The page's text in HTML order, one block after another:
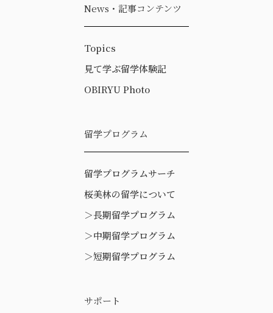
News・記事コンテンツ
Topics
見て学ぶ留学体験記
OBIRYU Photo
留学プログラム
留学プログラムサーチ
桜美林の留学について
＞長期留学プログラム
＞中期留学プログラム
＞短期留学プログラム
サポート